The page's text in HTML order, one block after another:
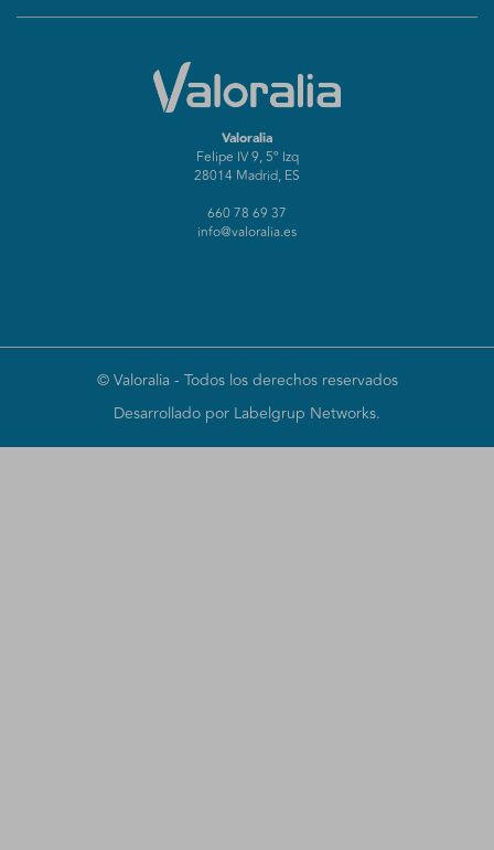
Valoralia
Felipe IV 9, 5º Izq
28014 Madrid, ES
660 78 69 37
info@valoralia.es
©Valoralia- Todos los derechos reservados
Desarrollado por Labelgrup Networks.